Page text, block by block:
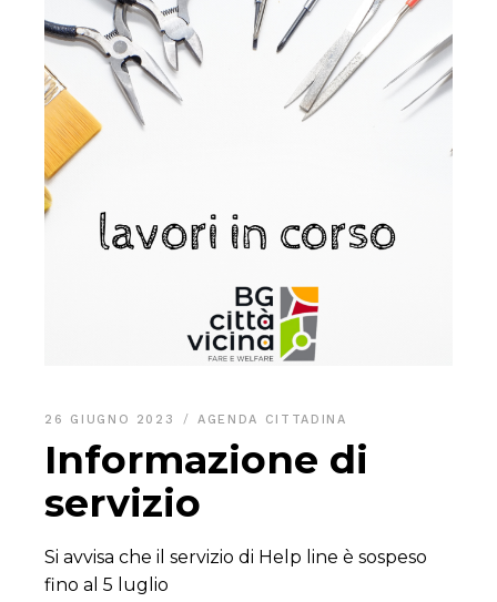
26 GIUGNO 2023 AGENDA CITTADINA
Informazione di
servizio
Si avvisa che il servizio di Help line è sospeso
fino al 5 luglio